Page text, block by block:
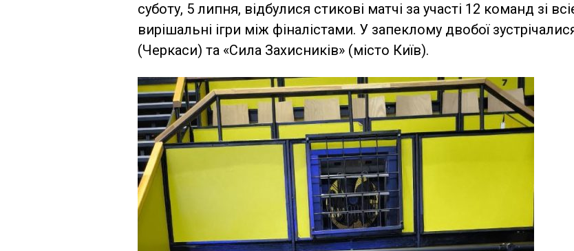
суботу, 5 липня, відбулися стикові матчі за участі 12 команд зі
вирішальні ігри між фіналістами. У запеклому двобої
(Черкаси) та «Сила Захисників» (місто Київ).